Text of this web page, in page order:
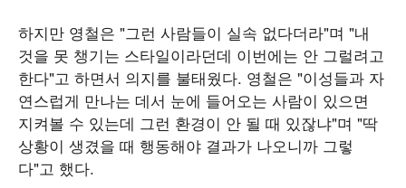
하지만 영철은 "그런 사람들이 실속 없다더라"며 "내
것을 못 챙기는 스타일이라던데 이번에는 안 그럴려고
한다"고 하면서 의지를 불태웠다. 영철은 "이성들과 자
연스럽게 만나는 데서 눈에 들어오는 사람이 있으면
지켜볼 수 있는데 그런 환경이 안 될 때 있잖냐"며 "딱
상황이 생겼을 때 행동해야 결과가 나오니까 그렇
다"고 했다.